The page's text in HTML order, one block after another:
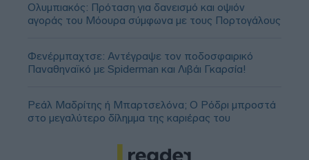
Ολυμπιακός: Πρόταση για δανεισμό και οψιόν
αγοράς του Μόουρα σύμφωνα με τους Πορτογάλους
Φενέρμπαχτσε: Αντέγραψε τον ποδοσφαιρικό
Παναθηναϊκό με Spiderman και Λιβάι Γκαρσία!
Ρεάλ Μαδρίτης ή Μπαρτσελόνα; Ο Ρόδρι μπροστά
στο μεγαλύτερο δίλημμα της καριέρας του